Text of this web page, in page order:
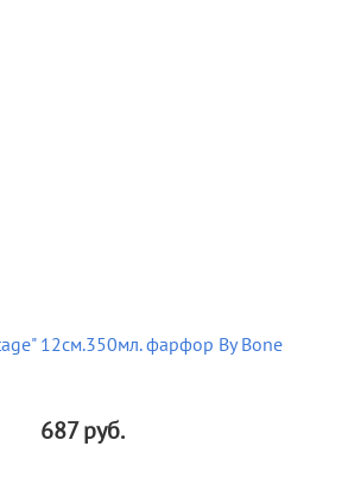
12см.350мл. фарфор By Bone
687руб.